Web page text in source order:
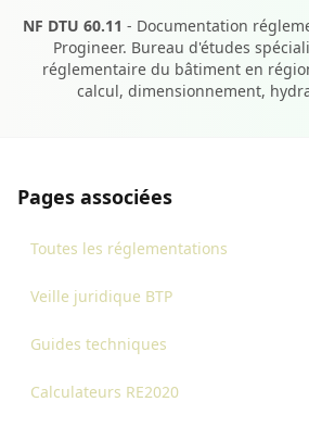
NF DTU 60.11 - Documentation
Progineer. Bureau d'études
réglementaire du bâtiment en
calcul, dimensionnement,
Pages associées
Toutes les réglementations
Veille juridique BTP
Guides techniques
Calculateurs RE2020